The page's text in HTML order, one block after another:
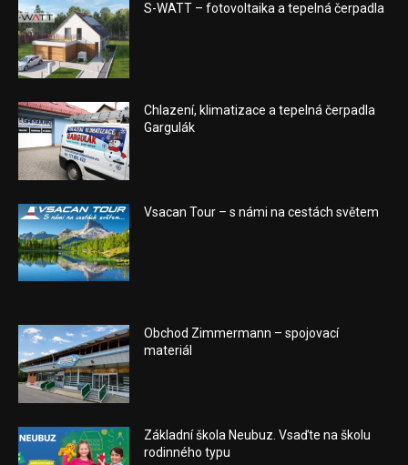
S-WATT – fotovoltaika a tepelná čerpadla
Chlazení, klimatizace a tepelná čerpadla
Gargulák
Vsacan Tour – s námi na cestách světem
Obchod Zimmermann – spojovací
materiál
Základní škola Neubuz. Vsaďte na školu
rodinného typu